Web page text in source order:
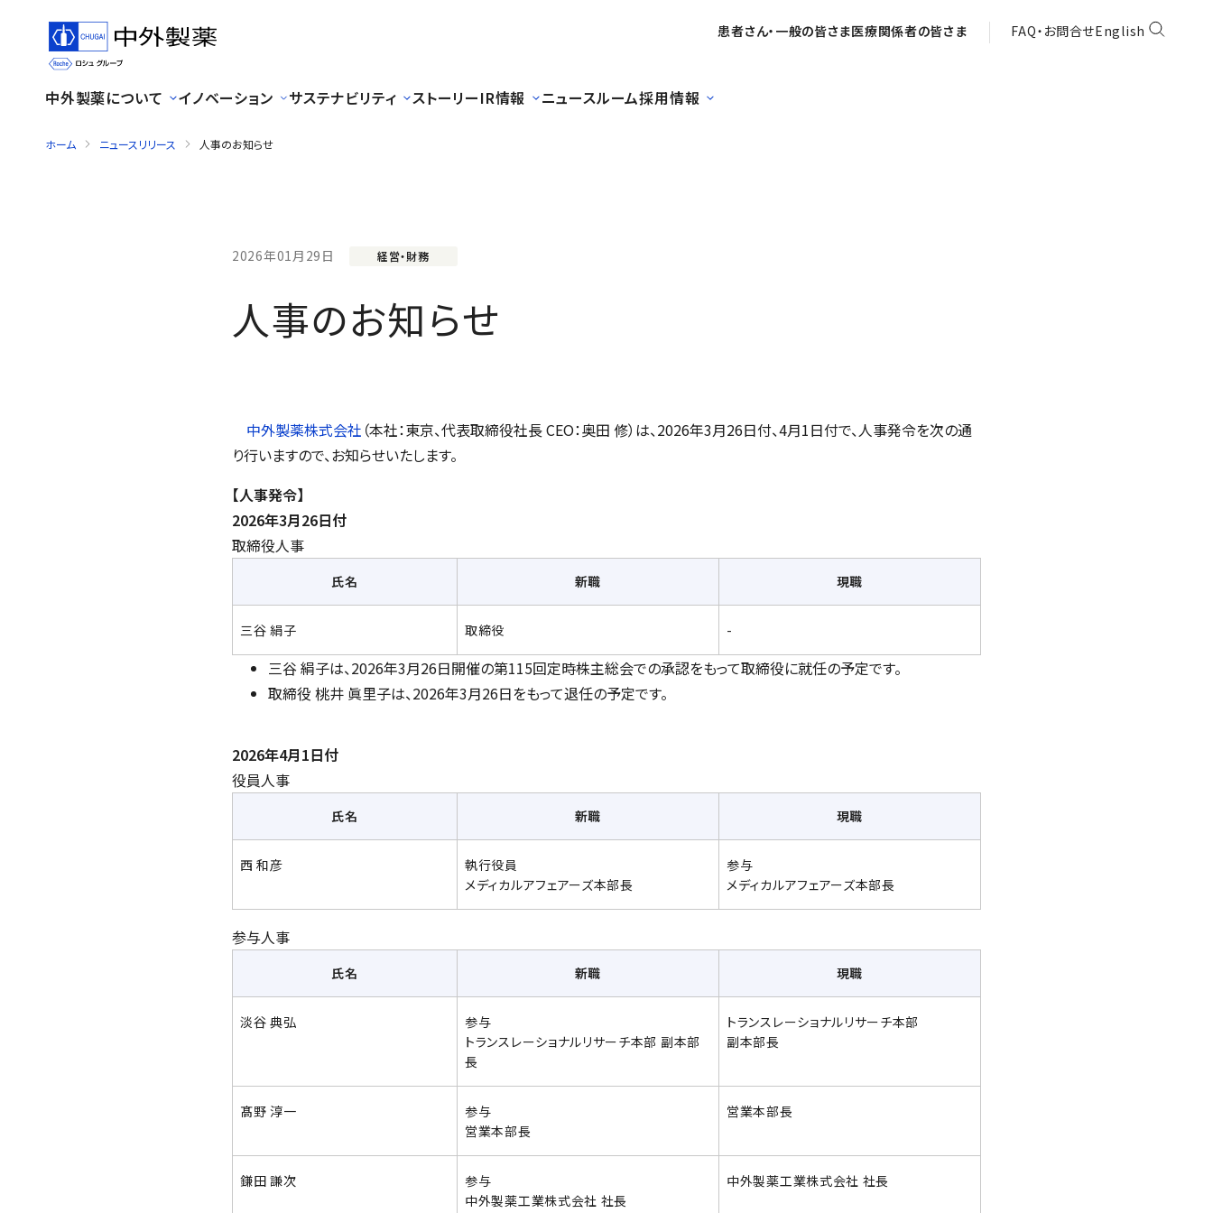
患者さん・一般の皆さま医療関係者の皆さま FAQ・お問合せEnglish
中外製薬について イノベーション サステナビリティ ストーリーIR情報 ニュースルーム採用情報
ホーム ニュースリリース 人事のお知らせ
2026年01月29日 経営・財務
人事のお知らせ
中外製薬株式会社 （本社：東京、代表取締役社長 CEO：奥田 修）は、2026年3月26日付、4月1日付で、人事発令を次の通
り行いますので、お知らせいたします。
【人事発令】
2026年3月26日付
取締役人事
氏名 新職 現職
三谷 絹子 取締役 -
三谷 絹子は、2026年3月26日開催の第115回定時株主総会での承認をもって取締役に就任の予定です。
取締役 桃井 眞里子は、2026年3月26日をもって退任の予定です。
2026年4月1日付
役員人事
氏名 新職 現職
西 和彦
執行役員
メディカルアフェアーズ本部長
参与
メディカルアフェアーズ本部長
参与人事
氏名 新職 現職
淡谷 典弘
参与
トランスレーショナルリサーチ本部 副本部
長
トランスレーショナルリサーチ本部
副本部長
髙野 淳一
参与
営業本部長
営業本部長
鎌田 謙次
参与
中外製薬工業株式会社 社長
中外製薬工業株式会社 社長